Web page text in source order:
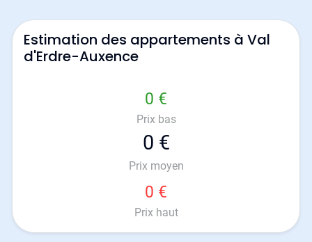
Estimation des appartements à Val
d'Erdre-Auxence
0 €
Prix bas
0 €
Prix moyen
0 €
Prix haut